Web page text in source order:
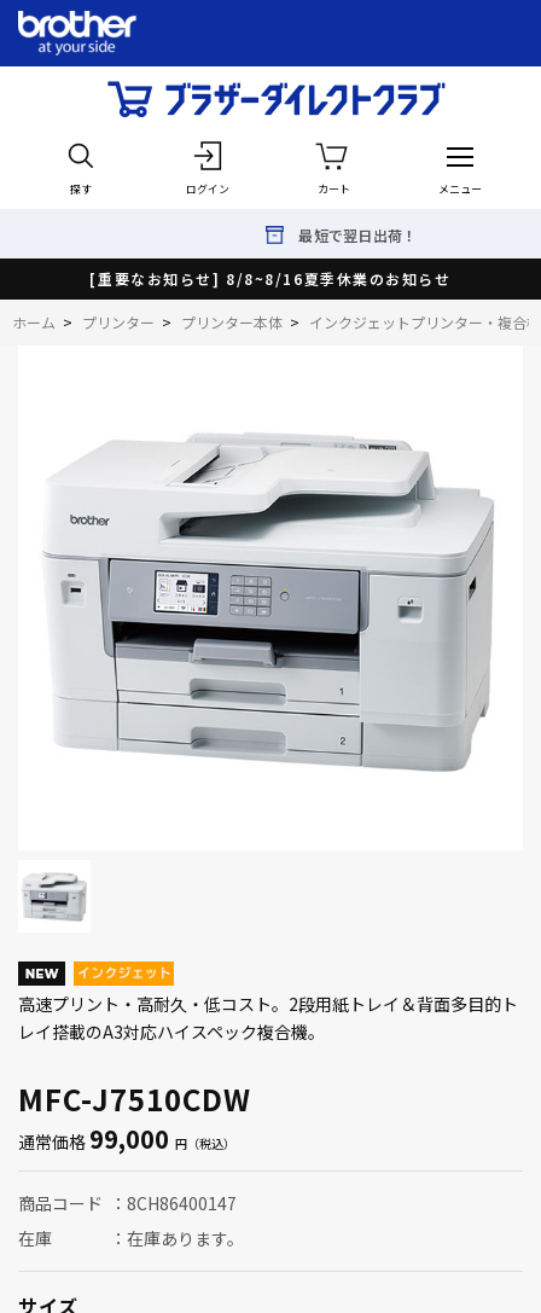
探す ログイン カート メニュー
最短で翌日出荷！
[重要なお知らせ] 8/8~8/16夏季休業のお知らせ
ホーム > プリンター > プリンター本体 > インクジェットプリンター・複合機
MFC-J7510CDW
高速プリント・高耐久・低コスト。2段用紙トレイ＆背面多目的ト
レイ搭載のA3対応ハイスペック複合機。
通常価格 99,000
商品コード
8CH86400147
在庫
在庫あります。
サイズ